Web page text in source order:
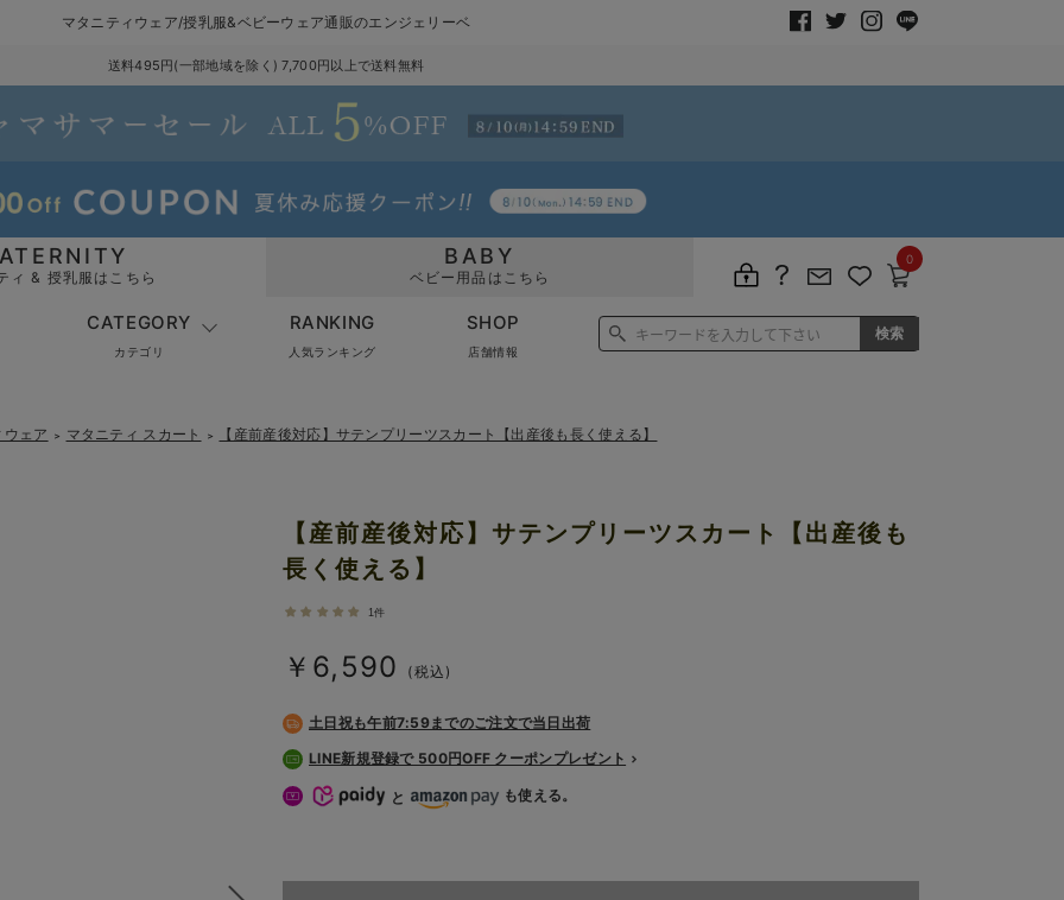
マタニティウェア/授乳服&ベビーウェア通販のエンジェリーベ
送料495円(一部地域を除く) 7,700円以上で送料無料
ィ & 授乳服はこちら
BABY
ベビー用品はこちら
0
CATEGORY
カテゴリ
RANKING
人気ランキング
SHOP
店舗情報
ウェア ＞ マタニティ スカート ＞ 【産前産後対応】サテンプリーツスカート【出産後も長く使える】
【産前産後対応】サテンプリーツスカート【出産後も
長く使える】
1件
￥6,590 (税込)
土日祝も午前7:59までのご注文で当日出荷
LINE新規登録で 500円OFF クーポンプレゼント
と も使える。